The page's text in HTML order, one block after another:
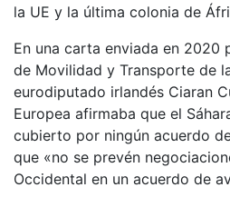
la UE y la última colonia de
En una carta enviada en 2020
de Movilidad y Transporte de
eurodiputado irlandés Ciaran
Europea afirmaba que el
cubierto por ningún acuerdo
que «no se prevén
Occidental en un acuerdo de